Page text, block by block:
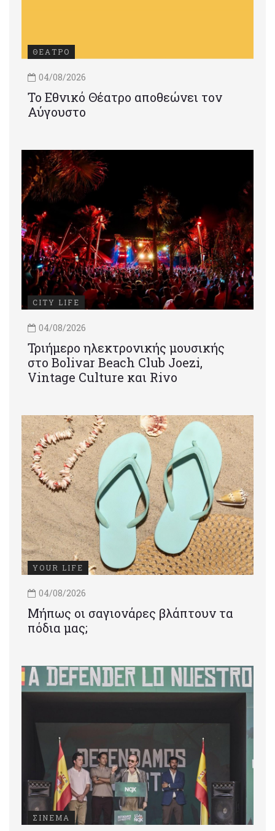
ΘΕΑΤΡΟ
04/08/2026
Το Εθνικό Θέατρο αποθεώνει τον
Αύγουστο
CITY LIFE
04/08/2026
Τριήμερο ηλεκτρονικής μουσικής
στο Bolivar Beach Club Joezi,
Vintage Culture και Rivo
YOUR LIFE
04/08/2026
Μήπως οι σαγιονάρες βλάπτουν τα
πόδια μας;
ΣΙΝΕΜΑ